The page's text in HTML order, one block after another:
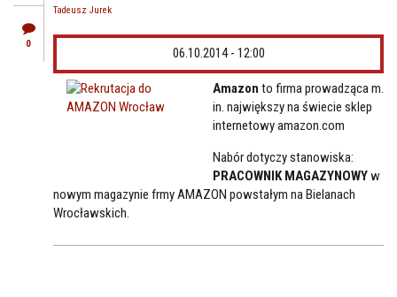
0
Tadeusz Jurek
06.10.2014 - 12:00
Amazon to firma prowadząca m.
in. największy na świecie sklep
internetowy amazon.com
Nabór dotyczy stanowiska:
PRACOWNIK MAGAZYNOWYw
nowym magazynie frmy AMAZON powstałym na Bielanach
Wrocławskich.